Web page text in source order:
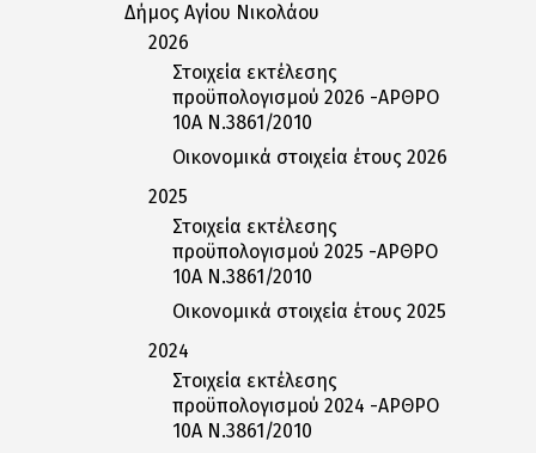
Δήμος Αγίου Νικολάου
2026
Στοιχεία εκτέλεσης
προϋπολογισμού 2026 -ΑΡΘΡΟ
10Α Ν.3861/2010
Οικονομικά στοιχεία έτους 2026
2025
Στοιχεία εκτέλεσης
προϋπολογισμού 2025 -ΑΡΘΡΟ
10Α Ν.3861/2010
Οικονομικά στοιχεία έτους 2025
2024
Στοιχεία εκτέλεσης
προϋπολογισμού 2024 -ΑΡΘΡΟ
10Α Ν.3861/2010